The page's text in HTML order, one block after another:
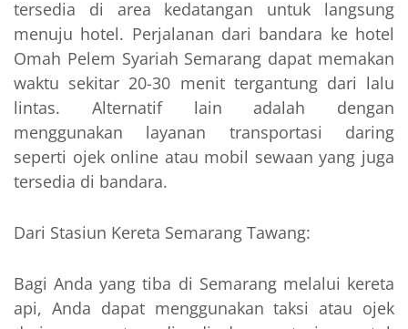
tersedia di area kedatangan untuk langsung
menuju hotel. Perjalanan dari bandara ke hotel
Omah Pelem Syariah Semarang dapat memakan
waktu sekitar 20-30 menit tergantung dari lalu
lintas. Alternatif lain adalah dengan
menggunakan layanan transportasi daring
seperti ojek online atau mobil sewaan yang juga
tersedia di bandara.
Dari Stasiun Kereta Semarang Tawang:
Bagi Anda yang tiba di Semarang melalui kereta
api, Anda dapat menggunakan taksi atau ojek